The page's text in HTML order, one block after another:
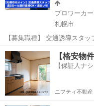
プロワーカ
札幌市
【募集職種】 交通誘導スタッフ（現場作業
イト・パート（正社員登用あり） 【仕事内容】 マンション・
商業施設などの建設現場で、
をお任せしま...
北海道 札幌市 その他
【格安物
【保証人ナ
ニフティ不動産